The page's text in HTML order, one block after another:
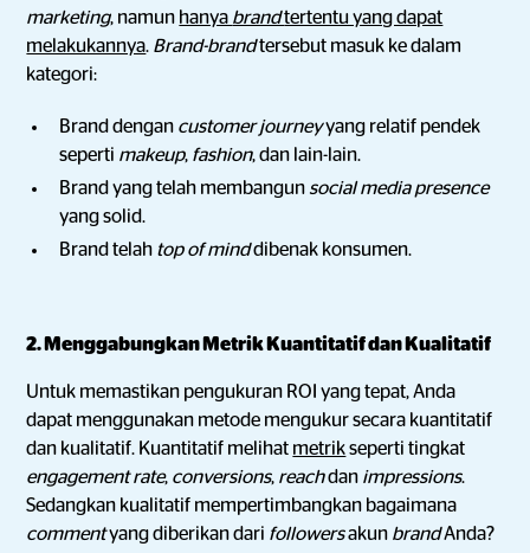
marketing, namun hanya brandtertentu yang dapat
melakukannya. Brand-brandtersebut masuk ke dalam
kategori:
Brand dengan customer journeyyang relatif pendek
seperti makeup, fashion, dan lain-lain.
Brand yang telah membangun social media presence
yang solid.
Brand telah top of minddibenak konsumen.
2. Menggabungkan Metrik Kuantitatif dan Kualitatif
Untuk memastikan pengukuran ROI yang tepat, Anda
dapat menggunakan metode mengukur secara kuantitatif
dan kualitatif. Kuantitatif melihat metrikseperti tingkat
engagement rate, conversions, reachdan impressions.
Sedangkan kualitatif mempertimbangkan bagaimana
commentyang diberikan dari followersakun brandAnda?